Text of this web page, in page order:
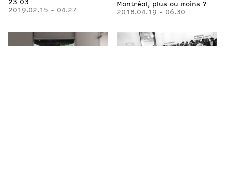
23 03
2019.02.15 - 04.27
Montréal, plus ou moins ?
2018.04.19 - 06.30